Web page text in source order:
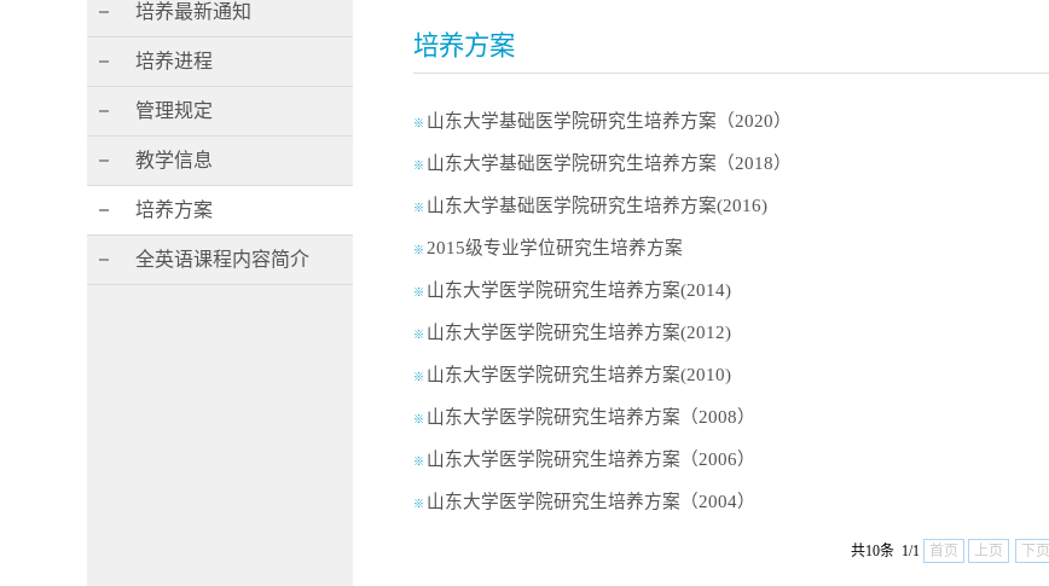
培养最新通知
培养进程
管理规定
教学信息
培养方案
全英语课程内容简介
培养方案
※ 山东大学基础医学院研究生培养方案（2020）
※ 山东大学基础医学院研究生培养方案（2018）
※ 山东大学基础医学院研究生培养方案(2016)
※ 2015级专业学位研究生培养方案
※ 山东大学医学院研究生培养方案(2014)
※ 山东大学医学院研究生培养方案(2012)
※ 山东大学医学院研究生培养方案(2010)
※ 山东大学医学院研究生培养方案（2008）
※ 山东大学医学院研究生培养方案（2006）
※ 山东大学医学院研究生培养方案（2004）
共10条 1/1 首页 上页 下页